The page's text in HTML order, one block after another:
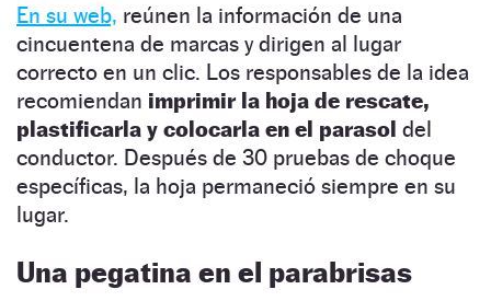
En su web, reúnen la información de una
cincuentena de marcas y dirigen al lugar
correcto en un clic. Los responsables de la idea
recomiendan imprimir la hoja de rescate,
plastificarla y colocarla en el parasol del
conductor. Después de 30 pruebas de choque
específicas, la hoja permaneció siempre en su
lugar.
Una pegatina en el parabrisas